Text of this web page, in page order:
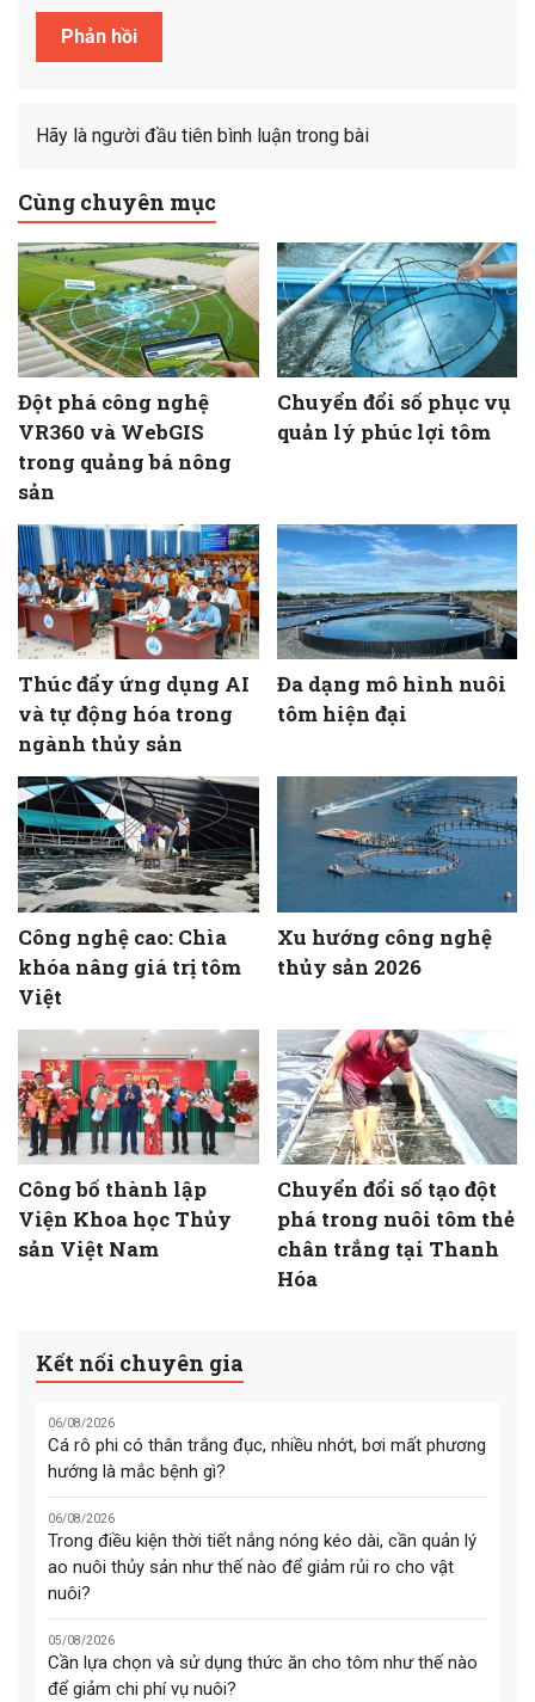
Hãy là người đầu tiên bình luận trong bài
Cùng chuyên mục
Đột phá công nghệ
VR360 và WebGIS
trong quảng bá nông
sản
Chuyển đổi số phục vụ
quản lý phúc lợi tôm
Thúc đẩy ứng dụng AI
và tự động hóa trong
ngành thủy sản
Đa dạng mô hình nuôi
tôm hiện đại
Công nghệ cao: Chìa
khóa nâng giá trị tôm
Việt
Xu hướng công nghệ
thủy sản 2026
Công bố thành lập
Viện Khoa học Thủy
sản Việt Nam
Chuyển đổi số tạo đột
phá trong nuôi tôm thẻ
chân trắng tại Thanh
Hóa
Kết nối chuyên gia
06/08/2026
Cá rô phi có thân trắng đục, nhiều nhớt, bơi mất phương
hướng là mắc bệnh gì?
06/08/2026
Trong điều kiện thời tiết nắng nóng kéo dài, cần quản lý
ao nuôi thủy sản như thế nào để giảm rủi ro cho vật
nuôi?
05/08/2026
Cần lựa chọn và sử dụng thức ăn cho tôm như thế nào
để giảm chi phí vụ nuôi?